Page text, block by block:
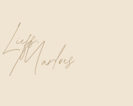
Liefs,
Marloes